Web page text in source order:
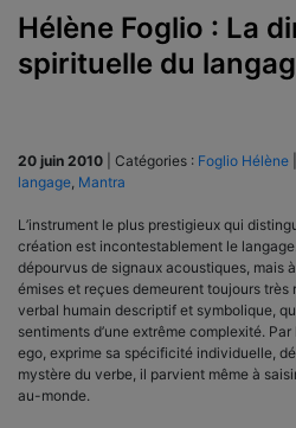
Hélène Foglio : La
spirituelle du
20 juin 2010 Catégories : Foglio Hélène
langage Mantra
L’instrument le plus prestigieux qui
création est incontestablement le
dépourvus de signaux acoustiques, mais
émises et reçues demeurent toujours
verbal humain descriptif et symbolique,
sentiments d’une extrême complexité.
ego, exprime sa spécificité individuelle,
mystère du verbe, il parvient même à
au-monde.